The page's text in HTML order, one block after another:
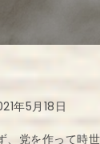
年5月18日
党を作って時